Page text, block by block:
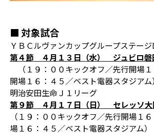
■ 対象試合
ＹＢＣルヴァンカップグループステー
第４節 ４月１３日（水） ジュビロ磐
（１９：００キックオフ／先行開場
開場１６：４５／ベスト電器スタジアム）
明治安田生命Ｊ１リーグ
第９節 ４月１７日（日） セレッソ大
（１９：００キックオフ／先行開場１
場１６：４５／ベスト電器スタジアム）